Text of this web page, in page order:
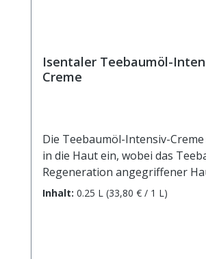
Isentaler Teebaumöl-
Creme
Die Teebaumöl-Intensiv-
in die Haut ein, wobei das
Regeneration angegriffener
egal, ob diese durch Akne,
Inhalt: 0.25 L (33,80 € / 1 L)